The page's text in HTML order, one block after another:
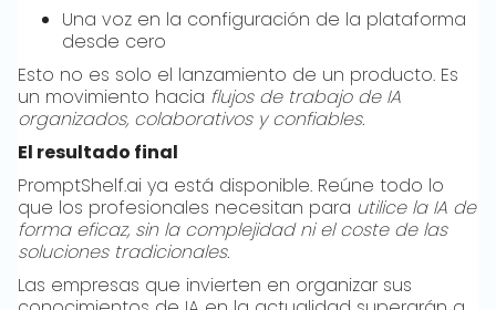
Una voz en la configuración de la plataforma
desde cero
Esto no es solo el lanzamiento de un producto. Es
un movimiento hacia flujos de trabajo de IA
organizados, colaborativos y confiables.
El resultado final
PromptShelf.ai ya está disponible. Reúne todo lo
que los profesionales necesitan para utilice la IA de
forma eficaz, sin la complejidad ni el coste de las
soluciones tradicionales.
Las empresas que invierten en organizar sus